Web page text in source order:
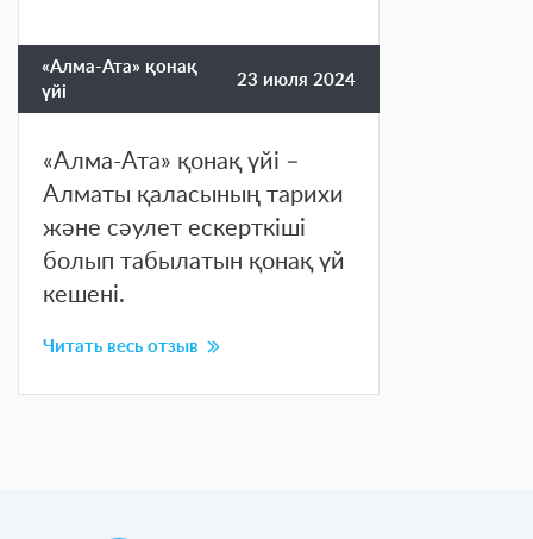
«Алма-Ата» қонақ
үйі
23 июля 2024
«Алма-Ата» қонақ үйі –
Алматы қаласының тарихи
және сәулет ескерткіші
болып табылатын қонақ үй
кешені.
Читать весь отзыв